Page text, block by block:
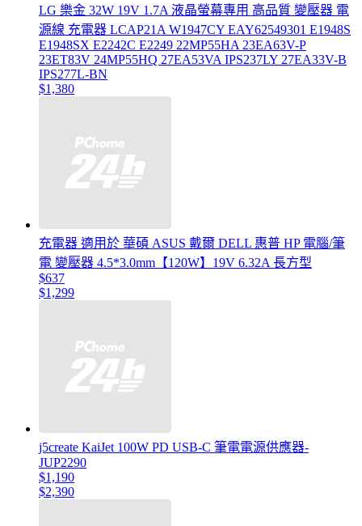
LG 樂金 32W 19V 1.7A 液晶螢幕專用 高品質 變壓器 電
源線 充電器 LCAP21A W1947CY EAY62549301 E1948S
E1948SX E2242C E2249 22MP55HA 23EA63V-P
23ET83V 24MP55HQ 27EA53VA IPS237LY 27EA33V-B
IPS277L-BN
$1,380
充電器 適用於 華碩 ASUS 戴爾 DELL 惠普 HP 電腦/筆
電 變壓器 4.5*3.0mm【120W】19V 6.32A 長方型
$637
$1,299
j5create KaiJet 100W PD USB-C 筆電電源供應器-
JUP2290
$1,190
$2,390